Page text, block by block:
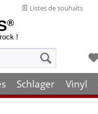
Listes de souhaits
®
!
Schlager Vinyl